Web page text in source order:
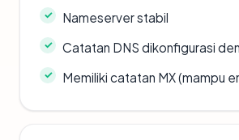
Nameserver stabil
Catatan DNS dikonfigurasi
Memiliki catatan MX (mampu